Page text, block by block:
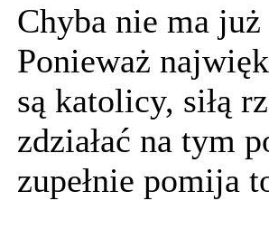
Chyba nie ma
Ponieważ
są katolicy, siłą
zdziałać na tym
zupełnie pomija